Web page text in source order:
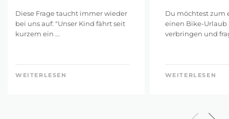
Diese Frage taucht immer wieder
bei uns auf: "Unser Kind fährt seit
kurzem ein ...
WEITERLESEN
Du möchtest zum
einen Bike-Urlaub
verbringen und
WEITERLESEN